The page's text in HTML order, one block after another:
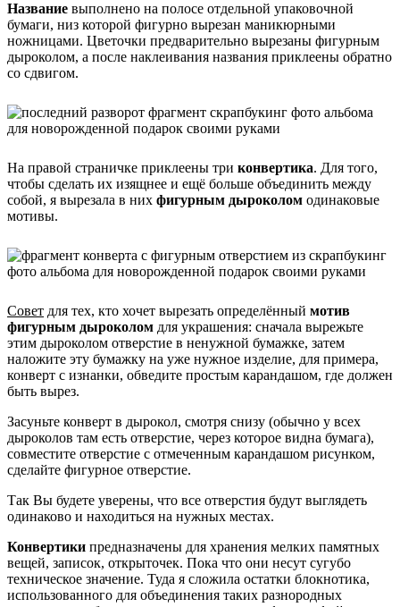
Название выполнено на полосе отдельной упаковочной
бумаги, низ которой фигурно вырезан маникюрными
ножницами. Цветочки предварительно вырезаны фигурным
дыроколом, а после наклеивания названия приклеены обратно
со сдвигом.
На правой страничке приклеены три конвертика. Для того,
чтобы сделать их изящнее и ещё больше объединить между
собой, я вырезала в них фигурным дыроколом одинаковые
мотивы.
Совет для тех, кто хочет вырезать определённый мотив
фигурным дыроколом для украшения: сначала вырежьте
этим дыроколом отверстие в ненужной бумажке, затем
наложите эту бумажку на уже нужное изделие, для примера,
конверт с изнанки, обведите простым карандашом, где должен
быть вырез.
Засуньте конверт в дырокол, смотря снизу (обычно у всех
дыроколов там есть отверстие, через которое видна бумага),
совместите отверстие с отмеченным карандашом рисунком,
сделайте фигурное отверстие.
Так Вы будете уверены, что все отверстия будут выглядеть
одинаково и находиться на нужных местах.
Конвертики предназначены для хранения мелких памятных
вещей, записок, открыточек. Пока что они несут сугубо
техническое значение. Туда я сложила остатки блокнотика,
использованного для объединения таких разнородных